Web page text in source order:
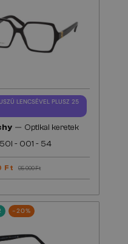
LENCSÉVEL PLUSZ 25
— Optikai keretek
- 001 - 54
Ft 95 000 Ft
-20%